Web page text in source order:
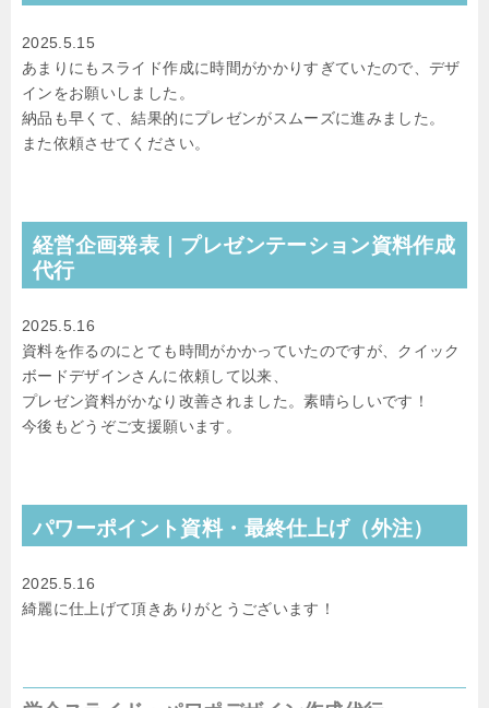
2025.5.15
あまりにもスライド作成に時間がかかりすぎていたので、デザ
インをお願いしました。
納品も早くて、結果的にプレゼンがスムーズに進みました。
また依頼させてください。
経営企画発表｜ プレゼンテーション資料作成
代行
2025.5.16
資料を作るのにとても時間がかかっていたのですが、クイック
ボードデザインさんに依頼して以来、
プレゼン資料がかなり改善されました。素晴らしいです！
今後もどうぞご支援願います。
パワーポイント資料・最終仕上げ（外注）
2025.5.16
綺麗に仕上げて頂きありがとうございます！